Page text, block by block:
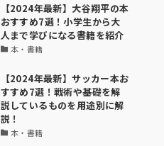
【2024年最新】大谷翔平の本
おすすめ7選！小学生から大
人まで学びになる書籍を紹介
本・書籍
【2024年最新】サッカー本お
すすめ7選！戦術や基礎を解
説しているものを用途別に解
説！
本・書籍